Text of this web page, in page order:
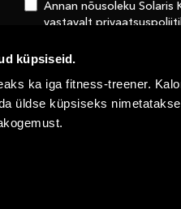
küpsiseid.
ka iga fitness-treener.
üldse küpsiseks
Annan nõusoleku Solaris
vastavalt
keskusega ühendust